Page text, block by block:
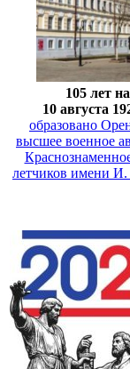
105 лет
10 августа
образовано
высшее военное
летчиков имени